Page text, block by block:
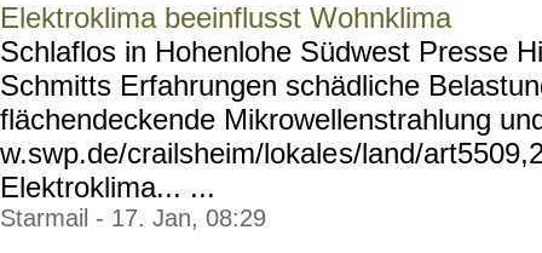
Elektroklima beeinflusst Wohnklima
Schlaflos in Hohenlohe Südwest Presse
Schmitts Erfahrungen schädliche
flächendeckende Mikrowellenstrahlung
w.swp.de/crailsheim/lokales/land/
Elektroklima... ...
Starmail - 17. Jan, 08:29